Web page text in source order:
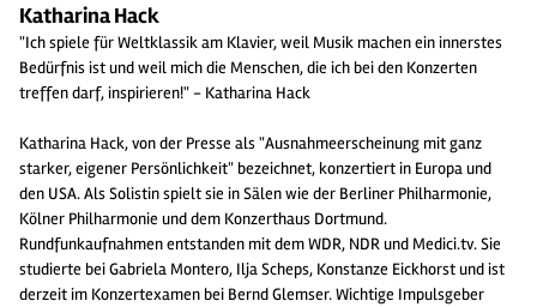
Katharina Hack
"Ich spiele für Weltklassik am Klavier, weil Musik machen ein innerstes
Bedürfnis ist und weil mich die Menschen, die ich bei den Konzerten
treffen darf, inspirieren!" - Katharina Hack
Katharina Hack, von der Presse als "Ausnahmeerscheinung mit ganz
starker, eigener Persönlichkeit" bezeichnet, konzertiert in Europa und
den USA. Als Solistin spielt sie in Sälen wie der Berliner Philharmonie,
Kölner Philharmonie und dem Konzerthaus Dortmund.
Rundfunkaufnahmen entstanden mit dem WDR, NDR und Medici.tv. Sie
studierte bei Gabriela Montero, Ilja Scheps, Konstanze Eickhorst und ist
derzeit im Konzertexamen bei Bernd Glemser. Wichtige Impulsgeber